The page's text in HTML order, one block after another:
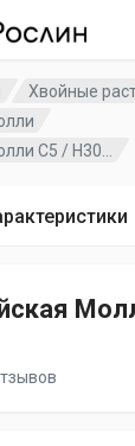
Хвойные
C5 / H30...